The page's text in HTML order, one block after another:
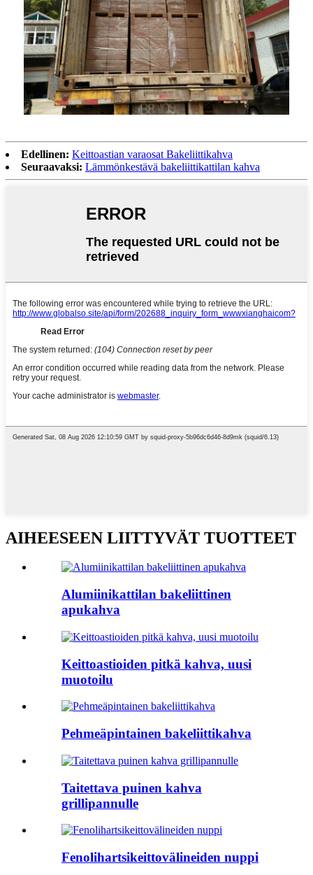
Edellinen: Keittoastian varaosat Bakeliittikahva
Seuraavaksi: Lämmönkestävä bakeliittikattilan kahva
AIHEESEEN LIITTYVÄT TUOTTEET
Alumiinikattilan bakeliittinen
apukahva
Keittoastioiden pitkä kahva, uusi
muotoilu
Pehmeäpintainen bakeliittikahva
Taitettava puinen kahva
grillipannulle
Fenolihartsikeittovälineiden nuppi